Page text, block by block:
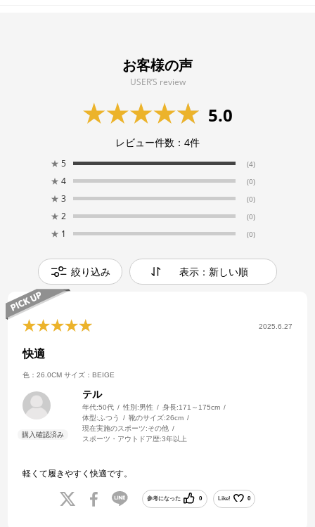
お客様の声
USER’S review
5.0
レビュー件数： 4件
★ 5 (4)
★ 4 (0)
★ 3 (0)
★ 2 (0)
★ 1 (0)
絞り込み 表示：新しい順
2025.6.27
快適
色：26.0CM サイズ：BEIGE
テル
年代:50代 性別:男性 身長:171～175cm
体型: ふつう 靴のサイズ:26cm
現在実施のスポーツ:その他
スポーツ・アウトドア歴:3年以上
軽くて履きやすく快適です。
参考になった 0 Like! 0